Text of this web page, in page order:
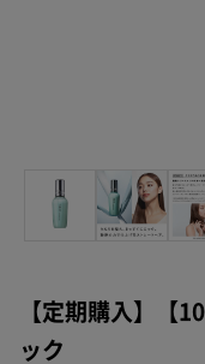
【定期購入】【
ック